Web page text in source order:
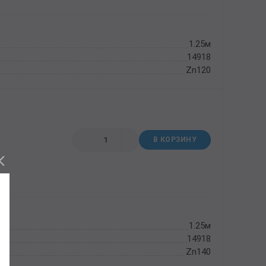
1.25м
14918
Zn120
В КОРЗИНУ
1.25м
14918
Zn140